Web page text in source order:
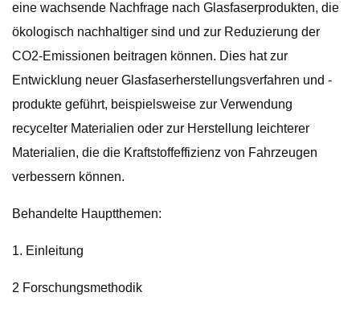
eine wachsende Nachfrage nach Glasfaserprodukten, die
ökologisch nachhaltiger sind und zur Reduzierung der
CO2-Emissionen beitragen können. Dies hat zur
Entwicklung neuer Glasfaserherstellungsverfahren und -
produkte geführt, beispielsweise zur Verwendung
recycelter Materialien oder zur Herstellung leichterer
Materialien, die die Kraftstoffeffizienz von Fahrzeugen
verbessern können.
Behandelte Hauptthemen:
1. Einleitung
2 Forschungsmethodik